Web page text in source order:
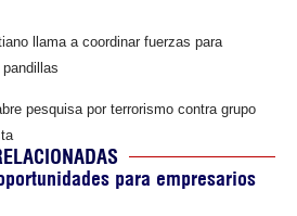
llama a coordinar fuerzas para
pesquisa por terrorismo contra grupo
para empresarios